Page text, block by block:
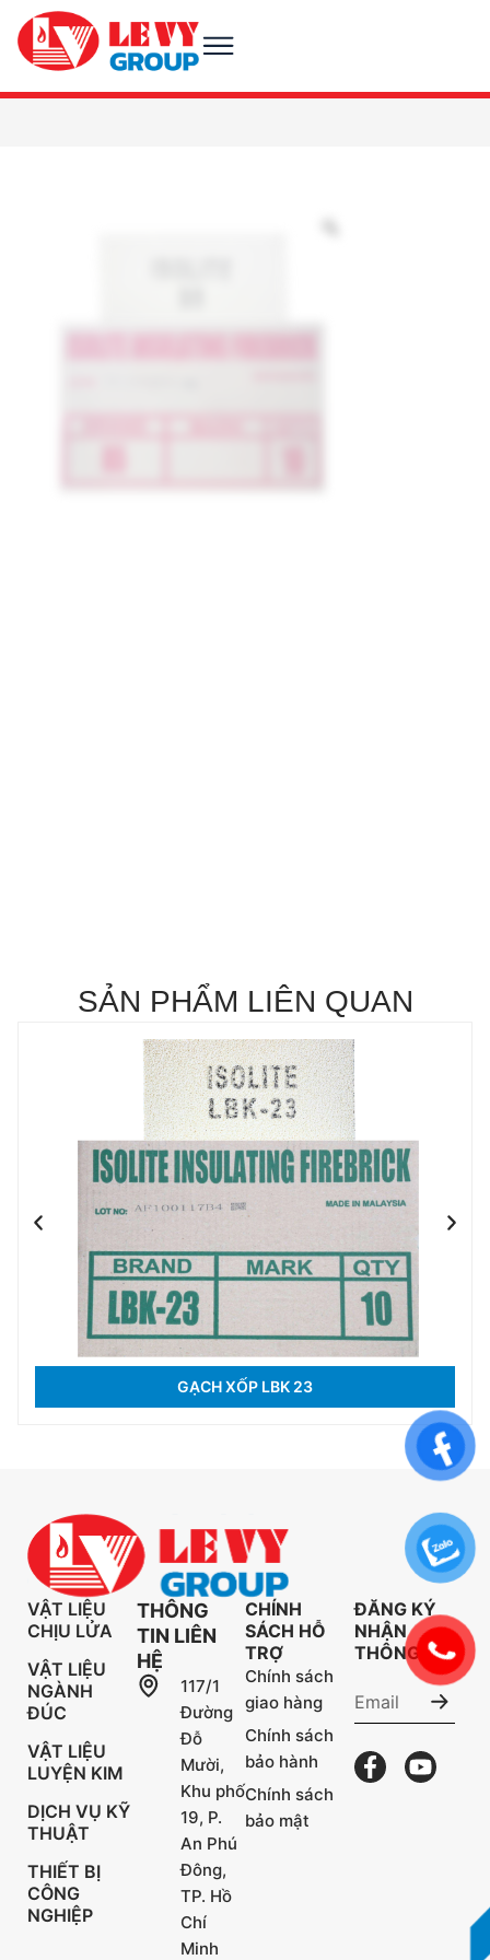
SẢN PHẨM LIÊN QUAN
GẠCH XỐP LBK 23
VẬT LIỆU
CHỊU LỬA
VẬT LIỆU
NGÀNH
ĐÚC
VẬT LIỆU
LUYỆN KIM
DỊCH VỤ KỸ
THUẬT
THIẾT BỊ
CÔNG
NGHIỆP
THÔNG
TIN LIÊN
HỆ
117/1
Đường
Đỗ
Mười,
Khu phố
19, P.
An Phú
Đông,
TP. Hồ
Chí
Minh
CHÍNH
SÁCH HỖ
TRỢ
Chính sách
giao hàng
Chính sách
bảo hành
Chính sách
bảo mật
ĐĂNG KÝ
NHẬN
THÔNG TIN